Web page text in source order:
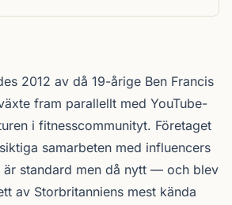
2012 av då 19-årige Ben Francis
fram parallellt med YouTube-
i fitness­communityt. Företaget
samarbeten med influencers
standard men då nytt — och blev
av Storbritanniens mest kända